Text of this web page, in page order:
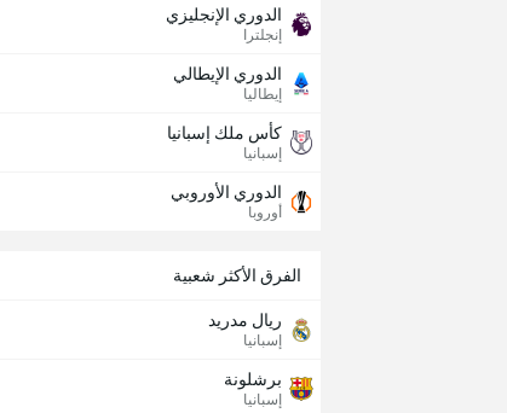
الدوري الإنجليزي
إنجلترا
الدوري الإيطالي
إيطاليا
كأس ملك إسبانيا
إسبانيا
الدوري الأوروبي
أوروبا
الفرق الأكثر شعبية
ريال مدريد
إسبانيا
برشلونة
إسبانيا